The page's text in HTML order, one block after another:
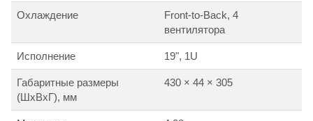
Охлаждение
Front-to-Back, 4
вентилятора
Исполнение 19", 1U
Габаритные размеры
(ШxВxГ), мм
430 × 44 × 305